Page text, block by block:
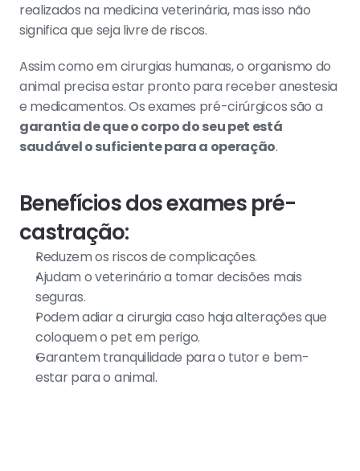
realizados na medicina veterinária, mas isso não
significa que seja livre de riscos.
Assim como em cirurgias humanas, o organismo do
animal precisa estar pronto para receber anestesia
garantia de que o corpo do seu pet está
saudável o suficiente para a operação.
Benefícios dos exames pré-
castração:
Reduzem os riscos de complicações.
Ajudam o veterinário a tomar decisões mais
seguras.
Podem adiar a cirurgia caso haja alterações que
coloquem o pet em perigo.
Garantem tranquilidade para o tutor e bem-
estar para o animal.